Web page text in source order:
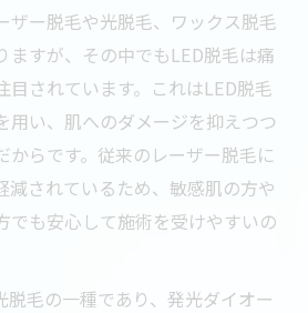
ザー脱毛や光脱毛、ワックス脱毛
ますが、その中でもLED脱毛は痛
目されています。これはLED脱毛
用い、肌へのダメージを抑えつつ
からです。従来のレーザー脱毛に
減されているため、敏感肌の方や
でも安心して施術を受けやすいの
脱毛の一種であり、発光ダイオー